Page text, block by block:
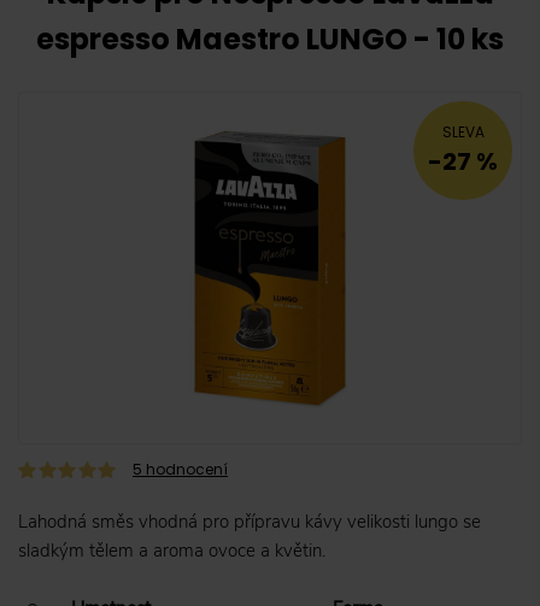
espresso Maestro LUNGO - 10 ks
SLEVA
-27 %
5 hodnocení
Lahodná směs vhodná pro přípravu kávy velikosti lungo se
sladkým tělem a aroma ovoce a květin.